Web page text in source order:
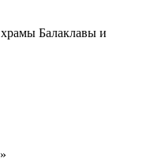
Балаклавы и